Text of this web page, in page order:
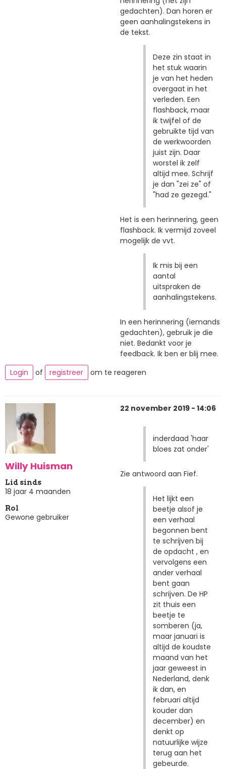
gedachten). Dan horen er
geen aanhalingstekens in
de tekst.
Deze zin staat in
het stuk waarin
je van het heden
overgaat in het
verleden. Een
flashback, maar
ik twijfel of de
gebruikte tijd van
de werkwoorden
juist zijn. Daar
worstel ik zelf
altijd mee. Schrijf
je dan "zei ze" of
"had ze gezegd."
Het is een herinnering, geen
flashback. Ik vermijd zoveel
mogelijk de vvt.
Ik mis bij een
aantal
uitspraken de
aanhalingstekens.
In een herinnering (iemands
gedachten), gebruik je die
niet. Bedankt voor je
feedback. Ik ben er blij mee.
Login
of registreer om te reageren
Willy Huisman
Lid sinds
18 jaar 4 maanden
Rol
Gewone gebruiker
22 november 2019 - 14:06
inderdaad 'haar
bloes zat onder'
Zie antwoord aan Fief.
Het lijkt een
beetje alsof je
een verhaal
begonnen bent
te schrijven bij
de opdacht , en
vervolgens een
ander verhaal
bent gaan
schrijven. De HP
zit thuis een
beetje te
somberen (ja,
maar januari is
altijd de koudste
maand van het
jaar geweest in
Nederland, denk
ik dan, en
februari altijd
kouder dan
december) en
denkt op
natuurlijke wijze
terug aan het
gebeurde.